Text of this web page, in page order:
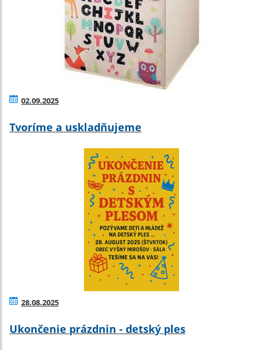
02.09.2025
Tvoríme a uskladňujeme
28.08.2025
Ukončenie prázdnin - detský ples